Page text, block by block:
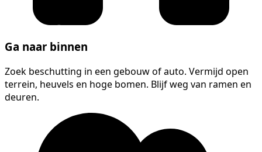
Ga naar binnen
Zoek beschutting in een gebouw of auto. Vermijd open
terrein, heuvels en hoge bomen. Blijf weg van ramen en
deuren.